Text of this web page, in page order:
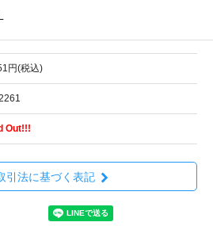
円(税込)
Out!!!
引法に基づく表記